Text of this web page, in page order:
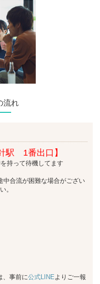
流れ
駅 1番出口】
持って待機してます
合流が困難な場合がござい
。
、事前に公式LINE よりご一報